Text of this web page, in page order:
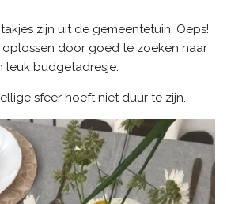
zijn uit de gemeentetuin. Oeps!
oplossen door goed te zoeken naar
leuk budgetadresje.
sfeer hoeft niet duur te zijn.-